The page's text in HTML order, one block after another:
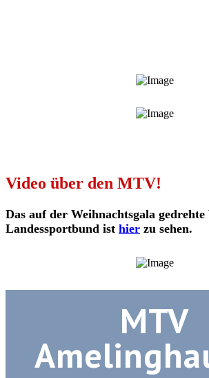
Video über den MTV!
Das auf der Weihnachtsgala gedrehte
Landessportbund ist hier zu sehen.
MTV